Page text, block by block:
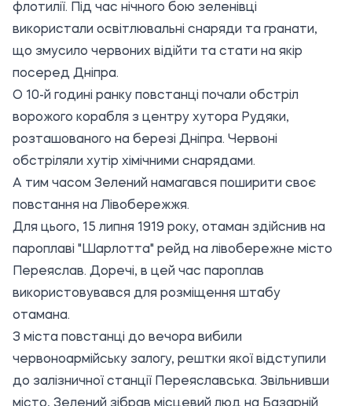
флотилії. Під час нічного бою зеленівці
використали освітлювальні снаряди та гранати,
що змусило червоних відійти та стати на якір
посеред Дніпра.
О 10-й годині ранку повстанці почали обстріл
ворожого корабля з центру хутора Рудяки,
розташованого на березі Дніпра. Червоні
обстріляли хутір хімічними снарядами.
А тим часом Зелений намагався поширити своє
повстання на Лівобережжя.
Для цього, 15 липня 1919 року, отаман здійснив на
пароплаві "Шарлотта" рейд на лівобережне місто
Переяслав. Доречі, в цей час пароплав
використовувався для розміщення штабу
отамана.
З міста повстанці до вечора вибили
червоноармійську залогу, рештки якої відступили
до залізничної станції Переяславська. Звільнивши
місто, Зелений зібрав місцевий люд на Базарній